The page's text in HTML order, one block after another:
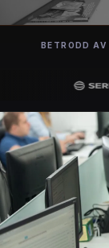
BETRODD AV